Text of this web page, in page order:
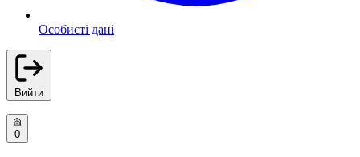
Особисті дані
Вийти
0